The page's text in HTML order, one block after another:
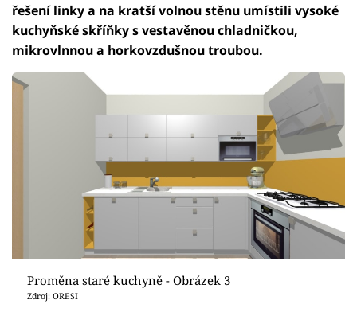
řešení linky a na kratší volnou stěnu umístili vysoké
kuchyňské skříňky s vestavěnou chladničkou,
mikrovlnnou a horkovzdušnou troubou.
Proměna staré kuchyně - Obrázek 3
Zdroj: ORESI